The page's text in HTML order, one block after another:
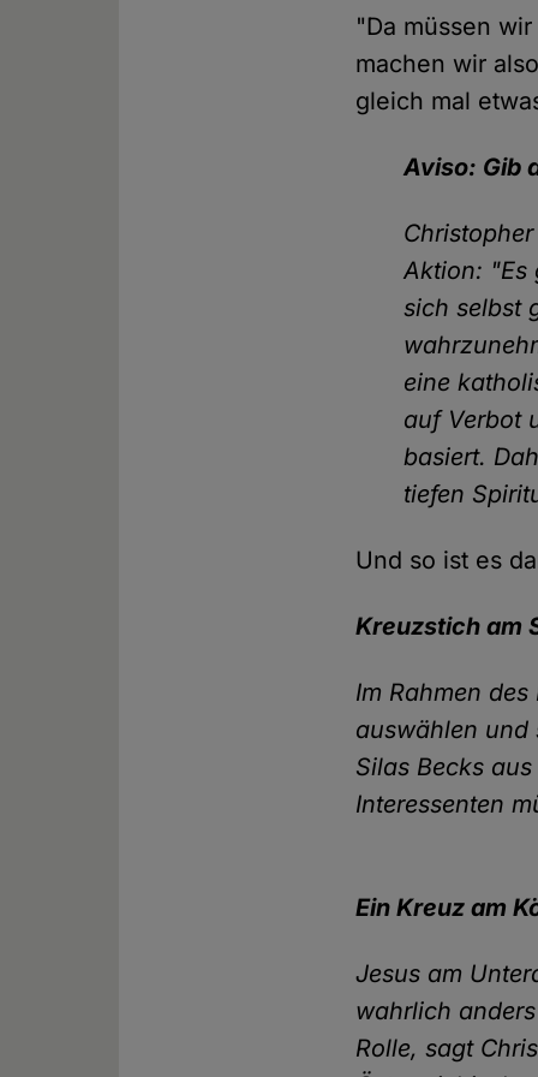
"Da müssen
machen wir
gleich mal
Aviso: Gib
Aktion: "Es
sich selbst
eine
auf Verbot
basiert.
tiefen
Und so ist es
Kreuzstich am
Im Rahmen
auswählen und
Silas Becks
Interessenten
Ein Kreuz am
Jesus am
wahrlich
Rolle, sagt